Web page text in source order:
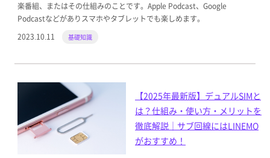
楽番組、またはその仕組みのことです。Apple Podcast、Google
Podcastなどがありスマホやタブレットでも楽しめます。
2023.10.11
基礎知識
【2025年最新版】デュアルSIMと
は？仕組み・使い方・メリットを
徹底解説｜サブ回線にはLINEMO
がおすすめ！